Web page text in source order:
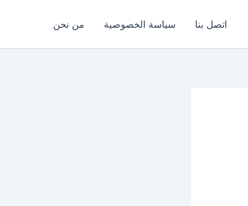
اتصل بنا سياسة الخصوصية من نحن